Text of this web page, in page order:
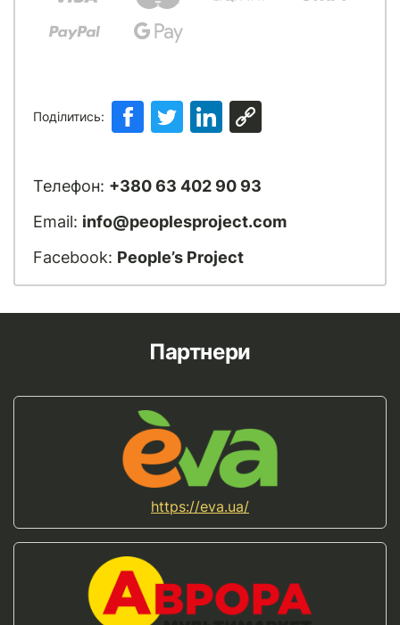
Поділитись:
Телефон: +380 63 402 90 93
Email: info@peoplesproject.com
Facebook: People’s Project
Партнери
https://eva.ua/